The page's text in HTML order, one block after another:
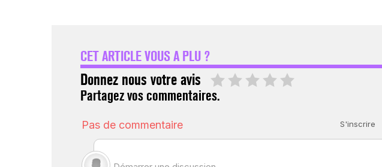
CET ARTICLE VOUS A PLU ?
Donnez nous votre avis
Partagez vos commentaires.